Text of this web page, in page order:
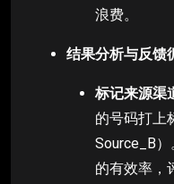
浪费。
结果分析与反馈
标记来源渠
的号码打上
Source_B
的有效率，